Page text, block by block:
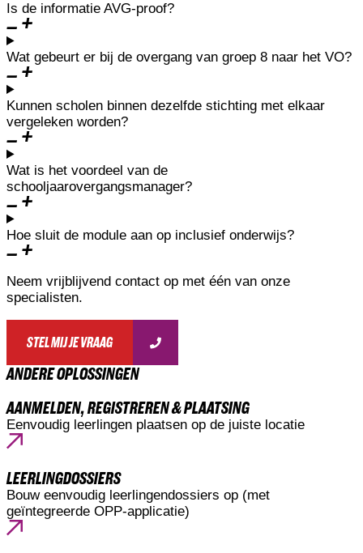
Is de informatie AVG-proof?
Wat gebeurt er bij de overgang van groep 8 naar het VO?
Kunnen scholen binnen dezelfde stichting met elkaar
vergeleken worden?
Wat is het voordeel van de
schooljaarovergangsmanager?
Hoe sluit de module aan op inclusief onderwijs?
Neem vrijblijvend contact op met één van onze
specialisten.
STEL MIJ JE VRAAG
ANDERE OPLOSSINGEN
AANMELDEN, REGISTREREN & PLAATSING
Eenvoudig leerlingen plaatsen op de juiste locatie
LEERLINGDOSSIERS
Bouw eenvoudig leerlingendossiers op (met
geïntegreerde OPP-applicatie)